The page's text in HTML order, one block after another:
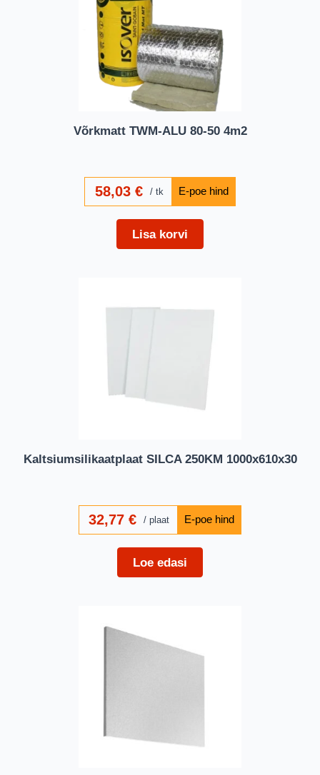
Võrkmatt TWM-ALU 80-50 4m2
58,03 € tk
Lisa korvi
Kaltsiumsilikaatplaat SILCA 250KM 1000x610x30
32,77€ plaat
Loe edasi